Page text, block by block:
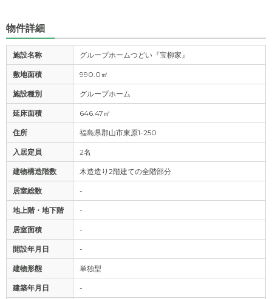
物件詳細
施設名称 グループホームつどい『宝柳家』
敷地面積 990.0㎡
施設種別 グループホーム
延床面積 646.47㎡
住所 福島県郡山市東原1-250
入居定員 2名
建物構造階数 木造造り2階建ての全階部分
居室総数 -
地上階・地下階 -
居室面積 -
開設年月日 -
建物形態 単独型
建築年月日 -